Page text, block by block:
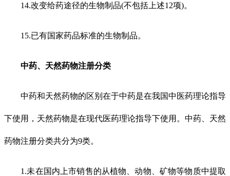
14.改变给药途径的生物制品(不包括上述12项)。
15.已有国家药品标准的生物制品。
中药、天然药物注册分类
中药和天然药物的区别在于中药是在我国中医药理论指导
下使用，天然药物是在现代医药理论指导下使用。中药、天然
药物注册分类共分为9类。
1.未在国内上市销售的从植物、动物、矿物等物质中提取